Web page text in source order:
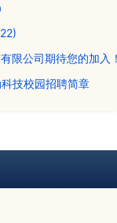
限公司期待您的加入
技校园招聘简章